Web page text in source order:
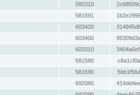
580310
581591
603420
603400
603310
581580
581590
692080